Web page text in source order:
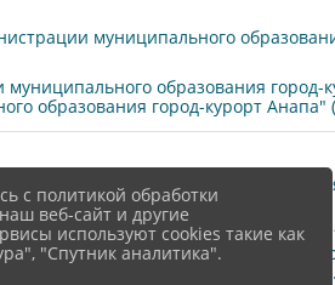
муниципального
образования
образования город-курорт Анапа"
муниципального
образования город-курорт Анапа
на профилактику
образования город-курорт Анапа»
с политикой обработки
веб-сайт и другие
используют cookies такие как
"Спутник аналитика".